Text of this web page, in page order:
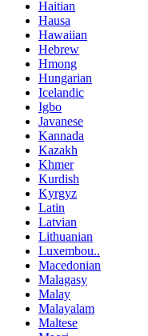
Haitian
Hausa
Hawaiian
Hebrew
Hmong
Hungarian
Icelandic
Igbo
Javanese
Kannada
Kazakh
Khmer
Kurdish
Kyrgyz
Latin
Latvian
Lithuanian
Luxembou..
Macedonian
Malagasy
Malay
Malayalam
Maltese